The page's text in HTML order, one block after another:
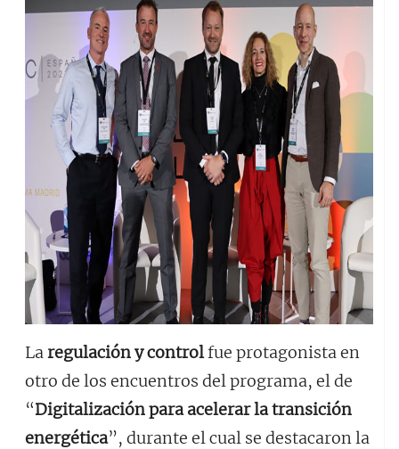
Laregulación y controlfue protagonista en
otro de los encuentros del programa, el de
“Digitalización para acelerar la transición
energética”, durante el cual se destacaron la